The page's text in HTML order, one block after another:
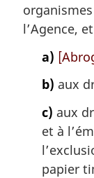
g
il’Agence,
a)
b) aux
c) aux
et à
papier